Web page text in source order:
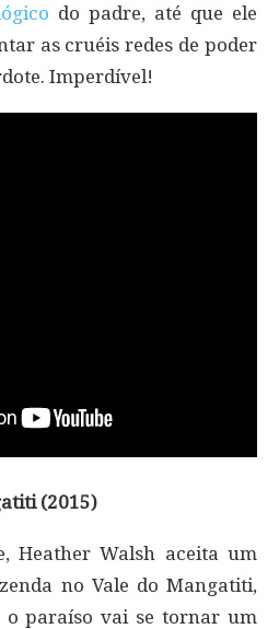
do padre, até que ele
as cruéis redes de poder
Imperdível!
(2015)
Heather Walsh aceita um
no Vale do Mangatiti,
o paraíso vai se tornar um